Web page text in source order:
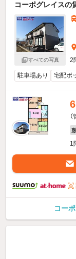
コーポグレイスの
すべての写真
2
駐車場あり 宅配ボ
1
コー